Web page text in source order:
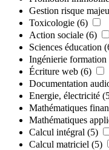
Gestion risque
Toxicologie (6)
Action sociale (6)
Sciences éducation
Ingénierie formation
Écriture web (6)
Documentation
Energie, électricité
Mathématiques
Mathématiques
Calcul intégral (5)
Calcul matriciel (5)